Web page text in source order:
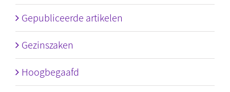
Gepubliceerde artikelen
Gezinszaken
Hoogbegaafd